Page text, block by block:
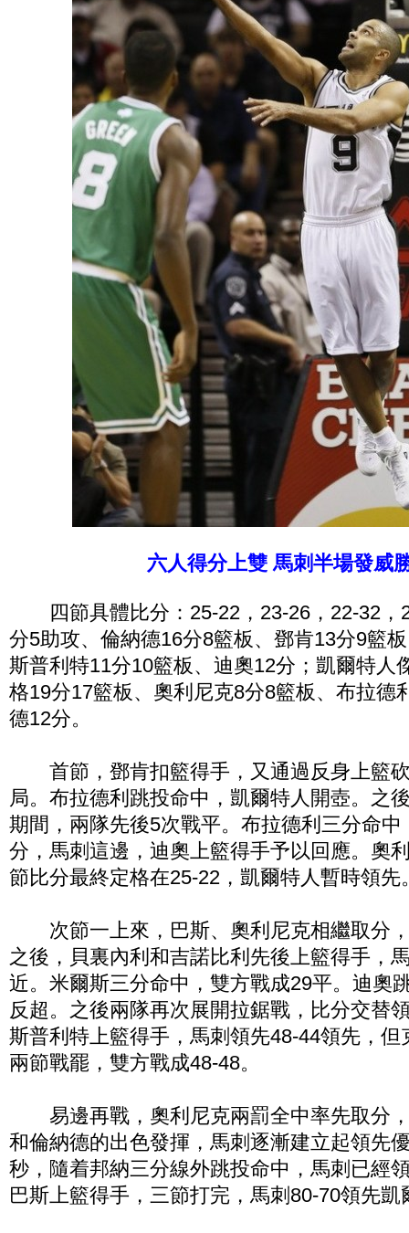
六人得分上雙 馬刺半場發威
四節具體比分：25-22，23-26，22-32，
分5助攻、倫納德16分8籃板、鄧肯13分9籃
斯普利特11分10籃板、迪奧12分；凱爾特人
格19分17籃板、奧利尼克8分8籃板、布拉德
德12分。
首節，鄧肯扣籃得手，又通過反身上籃
局。布拉德利跳投命中，凱爾特人開壺。之
期間，兩隊先後5次戰平。布拉德利三分命
分，馬刺這邊，迪奧上籃得手予以回應。奧
節比分最終定格在25-22，凱爾特人暫時領先
次節一上來，巴斯、奧利尼克相繼取分
之後，貝裏內利和吉諾比利先後上籃得手，
近。米爾斯三分命中，雙方戰成29平。迪奧
反超。之後兩隊再次展開拉鋸戰，比分交替
斯普利特上籃得手，馬刺領先48-44領先，
兩節戰罷，雙方戰成48-48。
易邊再戰，奧利尼克兩罰全中率先取分
和倫納德的出色發揮，馬刺逐漸建立起領先
秒，隨着邦納三分線外跳投命中，馬刺已經
巴斯上籃得手，三節打完，馬刺80-70領先凱